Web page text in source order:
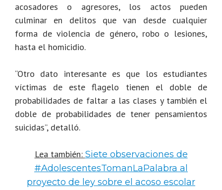
acosadores o agresores, los actos pueden
culminar en delitos que van desde cualquier
forma de violencia de género, robo o lesiones,
hasta el homicidio.
“Otro dato interesante es que los estudiantes
víctimas de este flagelo tienen el doble de
probabilidades de faltar a las clases y también el
doble de probabilidades de tener pensamientos
suicidas”, detalló.
Lea también: Siete observaciones de
#AdolescentesTomanLaPalabra al
proyecto de ley sobre el acoso escolar